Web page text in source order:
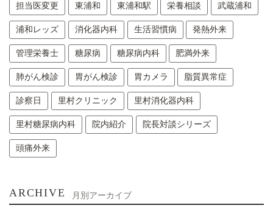
担当医変更 東浦和 東浦和駅 栄養相談 武蔵浦和
浦和レッズ 消化器内科 生活習慣病 発熱外来
管理栄養士 糖尿病 糖尿病内科 肥満外来
肺がん検診 胃がん検診 胃カメラ 脂質異常症
診察日 里村クリニック 里村消化器内科
里村糖尿病内科 院内紹介 院長対談シリーズ
頭痛外来
ARCHIVE 月別アーカイブ